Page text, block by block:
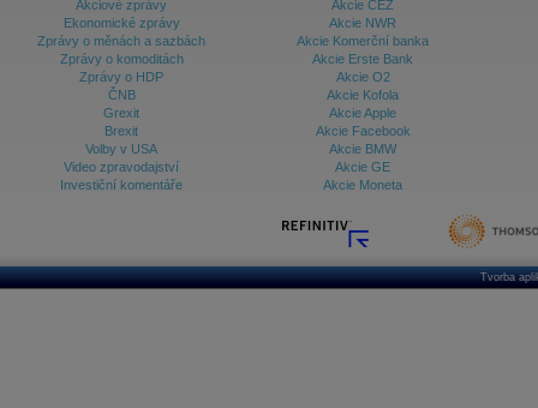
Akciové zprávy
Ekonomické zprávy
Zprávy o měnách a sazbách
Zprávy o komoditách
Zprávy o HDP
ČNB
Grexit
Brexit
Volby v USA
Video zpravodajství
Investiční komentáře
Akcie ČEZ
Akcie NWR
Akcie Komerční banka
Akcie Erste Bank
Akcie O2
Akcie Kofola
Akcie Apple
Akcie Facebook
Akcie BMW
Akcie GE
Akcie Moneta
Tvorba